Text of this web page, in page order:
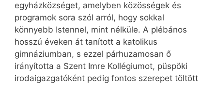
egyházközséget, amelyben közösségek és
programok sora szól arról, hogy sokkal
könnyebb Istennel, mint nélküle. A plébános
hosszú éveken át tanított a katolikus
gimnáziumban, s ezzel párhuzamosan ő
irányította a Szent Imre Kollégiumot, püspöki
irodaigazgatóként pedig fontos szerepet töltött